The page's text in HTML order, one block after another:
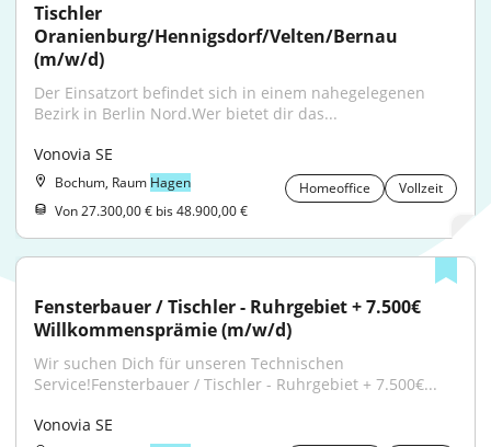
Tischler
Oranienburg/Hennigsdorf/Velten/Bernau
(m/w/d)
Der Einsatzort befindet sich in einem nahegelegenen
Bezirk in Berlin Nord.Wer bietet dir das...
Vonovia SE
Bochum, Raum Hagen Homeoffice
Vollzeit
Von 27.300,00 € bis 48.900,00 €
Fensterbauer / Tischler - Ruhrgebiet + 7.500€
Willkommensprämie (m/w/d)
Wir suchen Dich für unseren Technischen
Service!Fensterbauer / Tischler - Ruhrgebiet + 7.500€...
Vonovia SE